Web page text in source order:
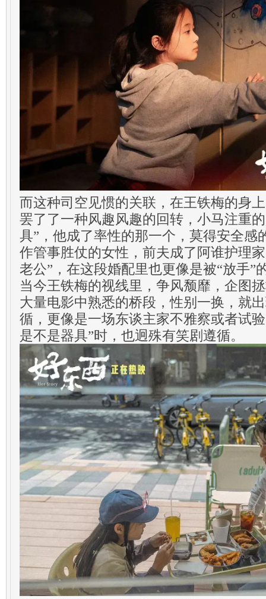
而这种司空见惯的关联，在王铁梅的身
罢了了一种风趣风趣的回转，小马注重
具”，他成了率性的那一个，莫得安全感
作管事胜仗的女性，前夫成了阿谁护理
老公”，在这段婚配里也更像是被“放手”
当今王铁梅的视线里，争风颓靡，企图
大量电影中熟悉的桥段，性别一换，就
循，更像是一场东谈主家不雅察或者试
是不是器具”时，也迥殊有笑剧遵循。